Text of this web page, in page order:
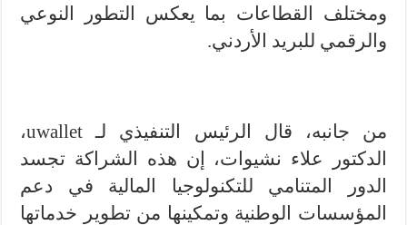
ومختلف القطاعات بما يعكس التطور النوعي
والرقمي للبريد الأردني.
من جانبه، قال الرئيس التنفيذي لـ uwallet،
الدكتور علاء نشيوات، إن هذه الشراكة تجسد
الدور المتنامي للتكنولوجيا المالية في دعم
المؤسسات الوطنية وتمكينها من تطوير خدماتها